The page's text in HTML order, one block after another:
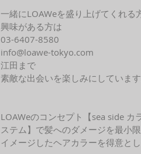
一緒にLOAWeを盛り上げてくれる
興味がある方は
03-6407-8580
info@loawe-tokyo.com
江田まで
素敵な出会いを楽しみにしています
LOAWeのコンセプト【sea side
ステム】で髪へのダメージを最小
イメージしたヘアカラーを得意と